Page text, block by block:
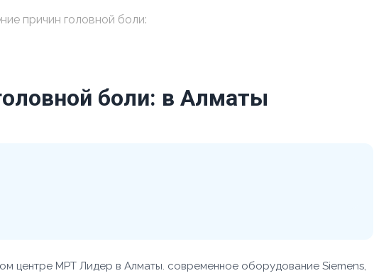
причин головной боли:
боли: в Алматы
центре МРТ Лидер в Алматы. современное оборудование Siemens,